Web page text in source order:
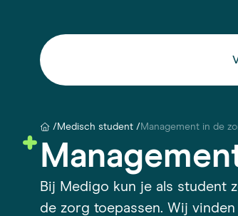
Medisch student Management in de
Bij Medigo kun je als student
de zorg toepassen. Wij